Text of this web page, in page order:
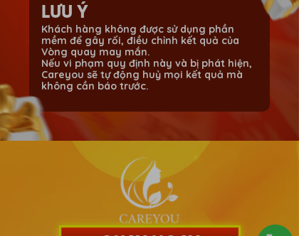
Khách hàng không được sử dụng phần
mềm để gây rối, điều chỉnh kết quả của
Vòng quay may mắn.
Nếu vi phạm quy định này và bị phát hiện,
Careyou sẽ tự động huỷ mọi kết quả mà
không cần báo trước.
LƯU Ý